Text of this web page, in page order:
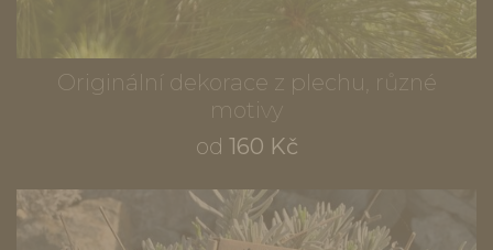
Originální dekorace z plechu, různé
motivy
od 160 Kč